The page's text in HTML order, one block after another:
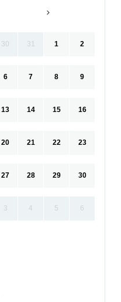
30 31 1 2
6 7 8 9
13 14 15 16
20 21 22 23
27 28 29 30
3 4 5 6